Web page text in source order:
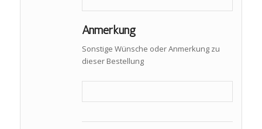
Anmerkung
Sonstige Wünsche oder Anmerkung zu
dieser Bestellung